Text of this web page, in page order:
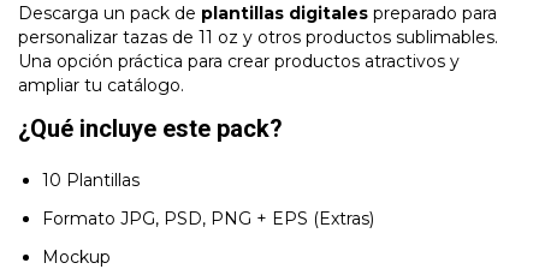
Descarga un pack de plantillas digitales preparado para
personalizar tazas de 11 oz y otros productos sublimables.
Una opción práctica para crear productos atractivos y
ampliar tu catálogo.
¿Qué incluye este pack?
10 Plantillas
Formato JPG, PSD, PNG + EPS (Extras)
Mockup